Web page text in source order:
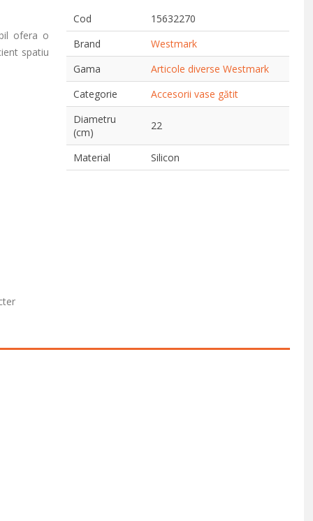
ofera o
spatiu
Cod
15632270
Brand
Westmark
Gama
Articole diverse Westmark
Categorie
Accesorii vase gătit
Diametru
(cm)
22
Material Silicon